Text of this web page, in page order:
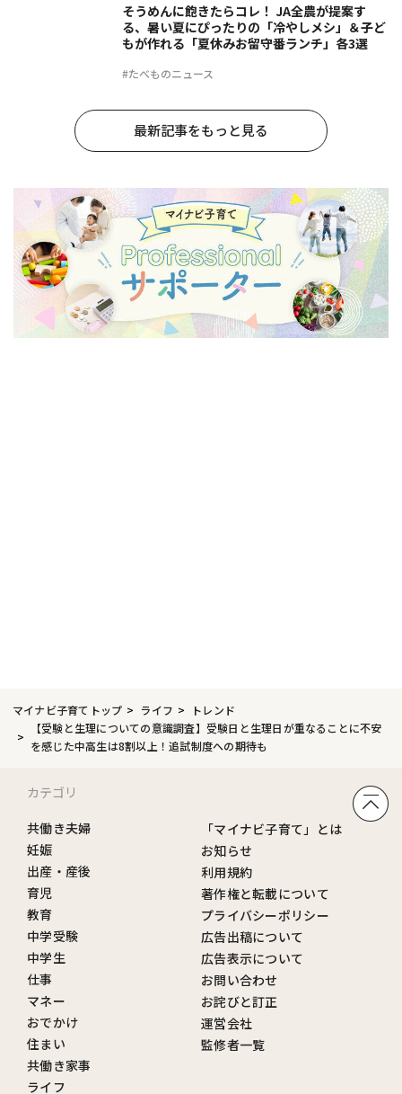
#たべものニュース
そうめんに飽きたらコレ！ JA全農が提案す
る、暑い夏にぴったりの「冷やしメシ」＆子ど
もが作れる「夏休みお留守番ランチ」各3選
最新記事をもっと見る
マイナビ子育てトップ ライフ
トレンド
【受験と生理についての意識調査】受験日と生理日が重なることに不安
を感じた中高生は8割以上！追試制度への期待も
カテゴリ
共働き夫婦
妊娠
出産・産後
育児
教育
中学受験
中学生
仕事
マネー
おでかけ
住まい
共働き家事
ライフ
「マイナビ子育て」とは
お知らせ
利用規約
著作権と転載について
プライバシーポリシー
広告出稿について
広告表示について
お問い合わせ
お詫びと訂正
運営会社
監修者一覧